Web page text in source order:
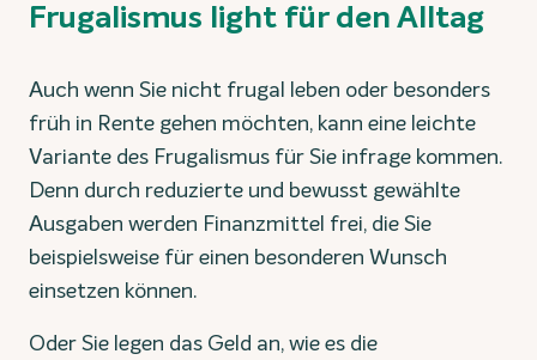
Frugalismus light für den Alltag
Auch wenn Sie nicht frugal leben oder besonders
früh in Rente gehen möchten, kann eine leichte
Variante des Frugalismus für Sie infrage kommen.
Denn durch reduzierte und bewusst gewählte
Ausgaben werden Finanzmittel frei, die Sie
beispielsweise für einen besonderen Wunsch
einsetzen können.
Oder Sie legen das Geld an, wie es die